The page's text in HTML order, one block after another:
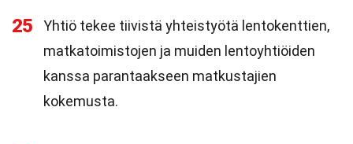
25
Yhtiö tekee tiivistä yhteistyötä lentokenttien,
matkatoimistojen ja muiden lentoyhtiöiden
kanssa parantaakseen matkustajien
kokemusta.